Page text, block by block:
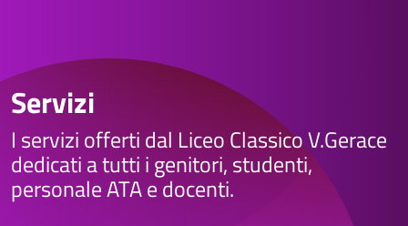
Servizi
I servizi offerti dal Liceo Classico V.Gerace
dedicati a tutti i genitori, studenti,
personale ATA e docenti.